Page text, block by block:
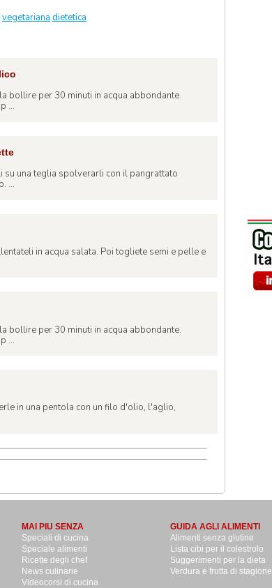
vegetariana dietetica
bollire per 30 minuti in acqua abbondante.
...
una teglia spolverarli con il pangrattato
...
in acqua salata. Poi togliete semi e pelle e
bollire per 30 minuti in acqua abbondante.
...
in una pentola con un filo d'olio, l'aglio,
MAI PIU SENZA
Speciali di cucina
Speciale alimenti
Ricette degli chef
News culinarie
Videocorsi di cucina
GUIDA AGLI ALIMENTI
Alimenti senza glutine
Lista cibi per il colestrolo
Suggerimenti per la dieta
Verdura e frutta di stagione